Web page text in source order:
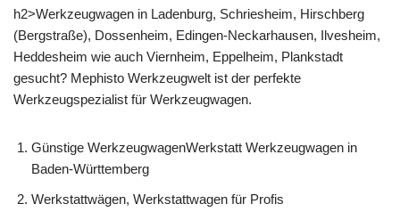
h2>Werkzeugwagen in Ladenburg, Schriesheim, Hirschberg
(Bergstraße), Dossenheim, Edingen-Neckarhausen, Ilvesheim,
Heddesheim wie auch Viernheim, Eppelheim, Plankstadt
gesucht? Mephisto Werkzeugwelt ist der perfekte
Werkzeugspezialist für Werkzeugwagen.
Günstige WerkzeugwagenWerkstatt Werkzeugwagen in
Baden-Württemberg
Werkstattwägen, Werkstattwagen für Profis